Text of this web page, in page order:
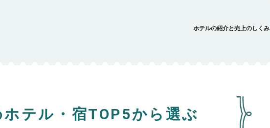
ホテルの紹介と売上のしくみ
テル・宿TOP5から選ぶ